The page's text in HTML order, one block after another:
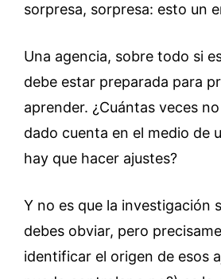
sorpresa, sorpresa: esto un
Una agencia, sobre todo si
debe estar preparada para
aprender. ¿Cuántas veces
dado cuenta en el medio de
hay que hacer ajustes?
Y no es que la investigación
debes obviar, pero
identificar el origen de esos